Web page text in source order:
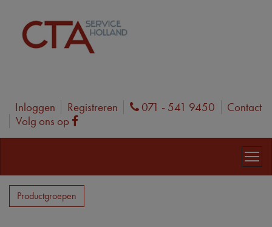
Inloggen Registreren Phone
071 - 541 9450
Contact
Volg ons op
Facebook
Productgroepen